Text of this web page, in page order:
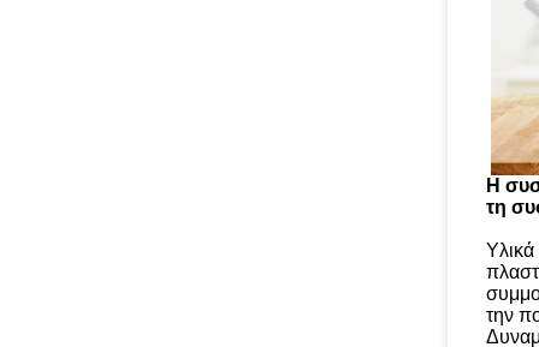
Η
τη
την